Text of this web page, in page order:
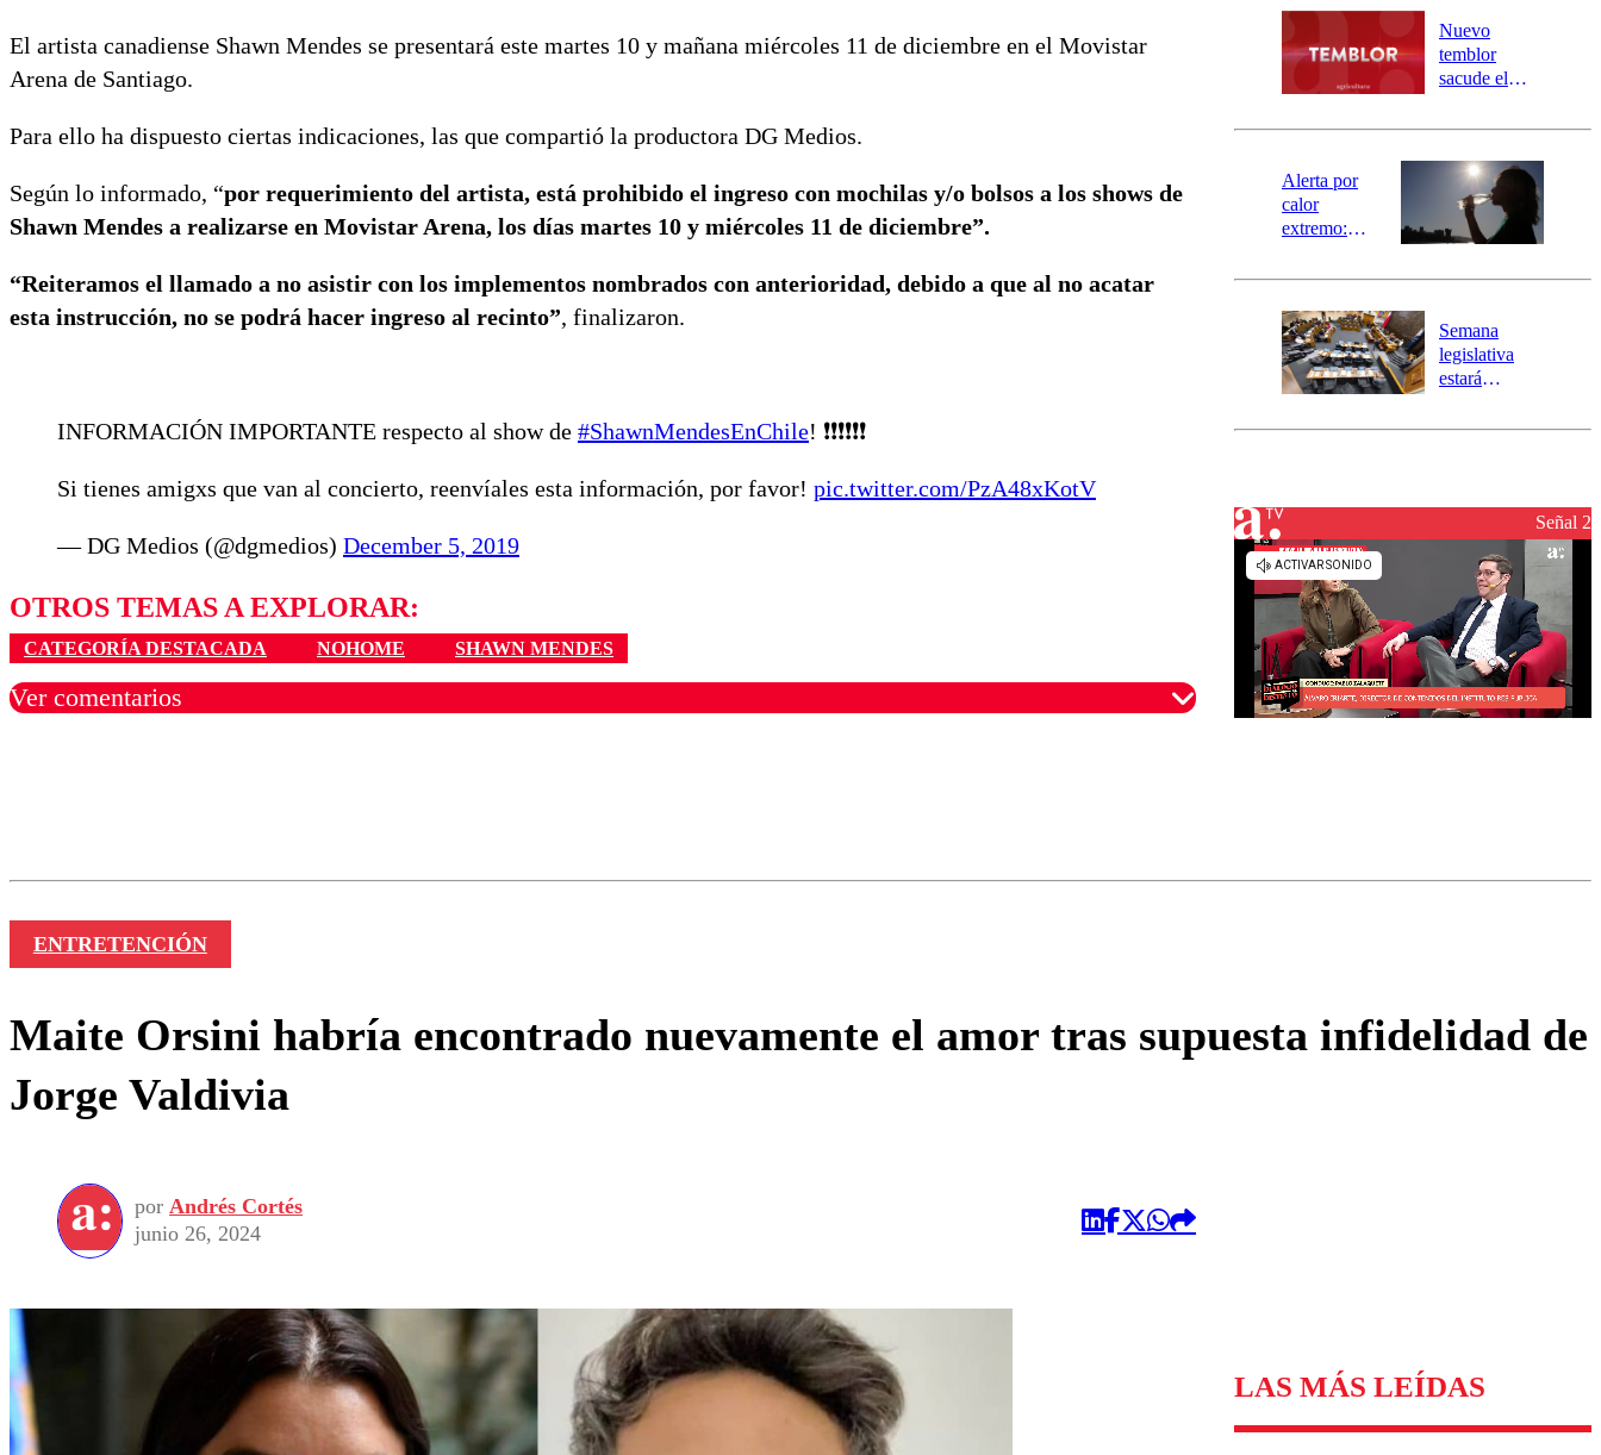
El artista canadiense Shawn Mendes se presentará este martes 10 y mañana miércoles 11 de diciembre en el Movistar
Arena de Santiago.
Para ello ha dispuesto ciertas indicaciones, las que compartió la productora DG Medios.
Según lo informado, “por requerimiento del artista, está prohibido el ingreso con mochilas y/o bolsos a los shows de
Shawn Mendes a realizarse en Movistar Arena, los días martes 10 y miércoles 11 de diciembre”.
“Reiteramos el llamado a no asistir con los implementos nombrados con anterioridad, debido a que al no acatar
esta instrucción, no se podrá hacer ingreso al recinto”, finalizaron.
INFORMACIÓN IMPORTANTE respecto al show de #ShawnMendesEnChile! ❗️❗️❗️❗️❗️❗️
Si tienes amigxs que van al concierto, reenvíales esta información, por favor! pic.twitter.com/PzA48xKotV
— DG Medios (@dgmedios) December 5, 2019
OTROS TEMAS A EXPLORAR:
CATEGORÍA DESTACADA NOHOME SHAWN MENDES
Ver comentarios
río Damas:
activa
mensajería
SAE
Nuevo
temblor
sacude el
revisa la
epicentro
Alerta por
calor
extremo:
activa Alerta
Preventiva en
tres comunas
Semana
legislativa
estará
el fin de la
reconstrucciónSeñal 2
ENTRETENCIÓN
Maite Orsini habría encontrado nuevamente el amor tras supuesta infidelidad de
Jorge Valdivia
por Andrés Cortés
junio 26, 2024
LAS MÁS LEÍDAS